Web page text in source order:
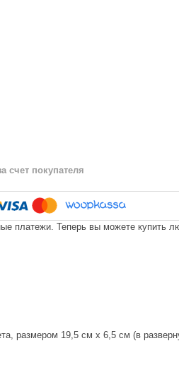
счет покупателя
платежи. Теперь вы можете купить
размером 19,5 см х 6,5 см (в